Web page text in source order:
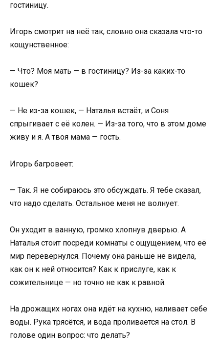
гостиницу.
Игорь смотрит на неё так, словно она сказала что-то
кощунственное:
— Что? Моя мать — в гостиницу? Из-за каких-то
кошек?
— Не из-за кошек, — Наталья встаёт, и Соня
спрыгивает с её колен. — Из-за того, что в этом доме
живу и я. А твоя мама — гость.
Игорь багровеет:
— Так. Я не собираюсь это обсуждать. Я тебе сказал,
что надо сделать. Остальное меня не волнует.
Он уходит в ванную, громко хлопнув дверью. А
Наталья стоит посреди комнаты с ощущением, что её
мир перевернулся. Почему она раньше не видела,
как он к ней относится? Как к прислуге, как к
сожительнице — но точно не как к равной.
На дрожащих ногах она идёт на кухню, наливает себе
воды. Рука трясётся, и вода проливается на стол. В
голове один вопрос: что делать?